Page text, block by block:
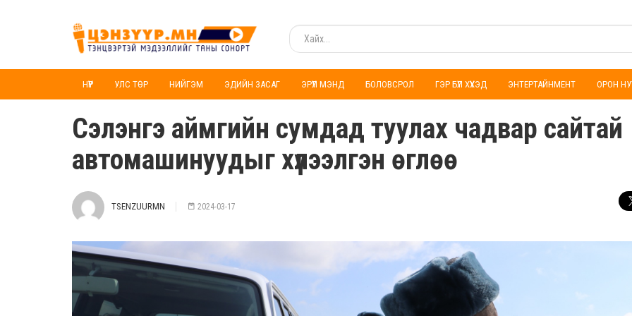
НҮҮР УЛС ТӨР НИЙГЭМ ЭДИЙН ЗАСАГ ЭРҮҮЛ МЭНД БОЛОВСРОЛ ГЭР БҮЛ ХҮҮХЭД ЭНТЕРТАЙНМЕНТ ОРОН
Сэлэнгэ аймгийн сумдад туулах чадвар сайтай
автомашинуудыг хүлээлгэн өглөө
TSENZUURMN 2024-03-17